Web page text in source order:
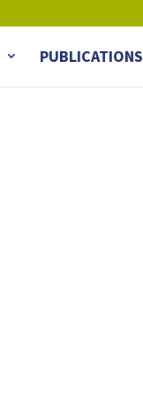
PUBLICATIONS